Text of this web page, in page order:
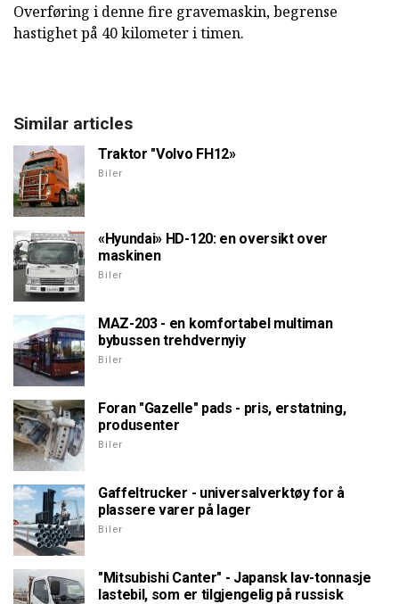
Overføring i denne fire gravemaskin, begrense
hastighet på 40 kilometer i timen.
Similar articles
Traktor "Volvo FH12»
Biler
«Hyundai» HD-120: en oversikt over
maskinen
Biler
MAZ-203 - en komfortabel multiman
bybussen trehdvernyiy
Biler
Foran "Gazelle" pads - pris, erstatning,
produsenter
Biler
Gaffeltrucker - universalverktøy for å
plassere varer på lager
Biler
"Mitsubishi Canter" - Japansk lav-tonnasje
lastebil, som er tilgjengelig på russisk